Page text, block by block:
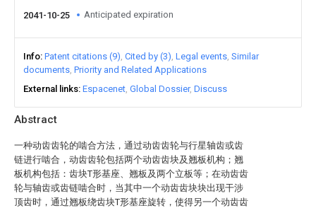
Abstract
一种动齿齿轮的啮合方法，通过动齿齿轮与行星轴齿或齿
链进行啮合，动齿齿轮包括两个动齿齿块及翘板机构；翘
板机构包括：齿块T形基座、翘板及两个立板等；在动齿齿
轮与轴齿或齿链啮合时，当其中一个动齿齿块块出现干涉
顶齿时，通过翘板绕齿块T形基座旋转，使得另一个动齿齿
2041-10-25 Anticipated expiration
Info Patent citations (9) Cited by (3) Legal events Similar
documents Priority and Related Applications
External links Espacenet Global Dossier Discuss